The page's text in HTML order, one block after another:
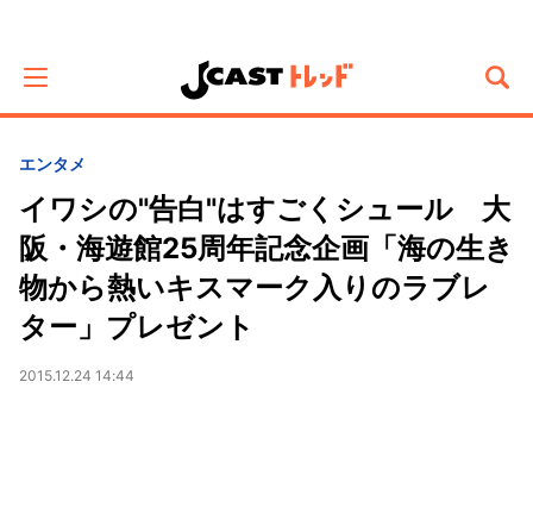
エンタメ
イワシの"告白"はすごくシュール 大
阪・海遊館25周年記念企画「海の生き
物から熱いキスマーク入りのラブレ
ター」プレゼント
2015.12.24 14:44